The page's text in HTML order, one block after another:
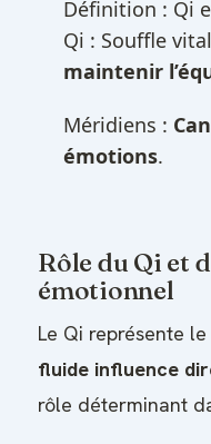
Définition : Qi
Qi : Souffle
maintenir
Méridiens :
émotions.
Rôle du Qi et
émotionnel
Le Qi représente
fluide influence
rôle déterminant